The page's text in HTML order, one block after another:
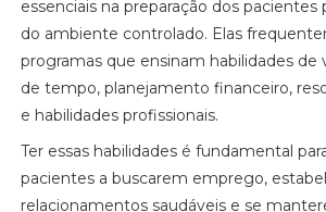
essenciais na preparação dos pacientes
do ambiente controlado. Elas
programas que ensinam habilidades de
de tempo, planejamento financeiro,
e habilidades profissionais.
Ter essas habilidades é fundamental
pacientes a buscarem emprego,
relacionamentos saudáveis e se